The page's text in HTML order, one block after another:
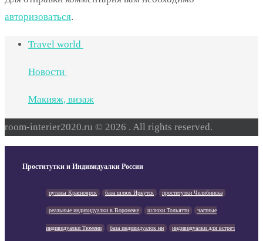
авторизоваться.
Travel world
Новости
Макияж, визаж
room-interier2020.ru © 2026 . All rights reserved.
Проститутки и Индивидуалки России
путаны Красноярск база шлюх Иркутск проститутки Челябинска
реальные индивидуалки в Воронеже шлюхи Тольятти частные
индивидуалки Тюмени база индивидуалок нн индивидуалки для встреч